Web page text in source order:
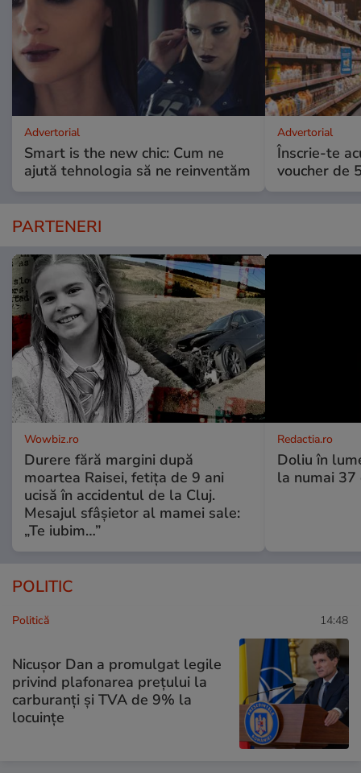
Advertorial
Smart is the new chic: Cum ne
ajută tehnologia să ne reinventăm
Advertorial
Înscrie-te
voucher de
PARTENERI
Wowbiz.ro
Durere fără margini după
moartea Raisei, fetița de 9 ani
ucisă în accidentul de la Cluj.
Mesajul sfâșietor al mamei sale:
„Te iubim…”
Redactia.ro
Doliu în
la numai 37
POLITIC
Politică 14:48
Nicușor Dan a promulgat legile
privind plafonarea prețului la
carburanți și TVA de 9% la
locuințe